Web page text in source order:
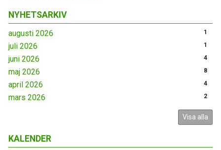
NYHETSARKIV
augusti 2026 1
juli 2026 1
juni 2026 4
maj 2026 8
april 2026 4
mars 2026 2
Visa alla
KALENDER